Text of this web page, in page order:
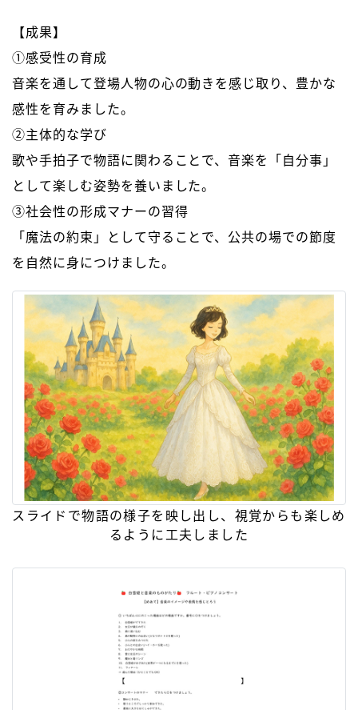
【成果】
①感受性の育成
音楽を通して登場人物の心の動きを感じ取り、豊かな
感性を育みました。
②主体的な学び
歌や手拍子で物語に関わることで、音楽を「自分事」
として楽しむ姿勢を養いました。
➂社会性の形成マナーの習得
「魔法の約束」として守ることで、公共の場での節度
を自然に身につけました。
スライドで物語の様子を映し出し、視覚からも楽しめ
るように工夫しました